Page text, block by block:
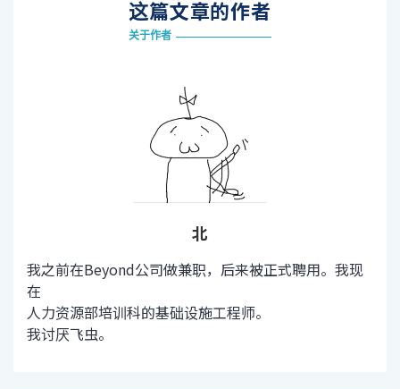
这篇文章的作者
关于作者
北
我之前在Beyond公司做兼职，后来被正式聘用。我现
在
人力资源部培训科的基础设施工程师。
我讨厌飞虫。